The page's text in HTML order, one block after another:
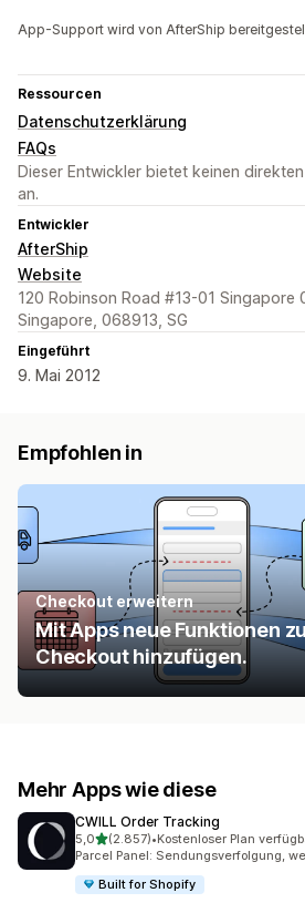
App-Support wird von AfterShip
Ressourcen
Datenschutzerklärung
FAQs
Dieser Entwickler bietet keinen
an.
Entwickler
AfterShip
Website
120 Robinson Road #13-01 Singapore
Singapore, 068913, SG
Eingeführt
9. Mai 2012
Empfohlen in
Checkout erweitern
Mit Apps neue Funktionen
Checkout hinzufügen.
Mehr Apps wie diese
CWILL Order Tracking
5,0von 5 Sternen
(2.857)
2857 Rezensionen insgesamt
•Kostenloser Plan
Parcel Panel: Sendungsverfolgung,
Built for Shopify